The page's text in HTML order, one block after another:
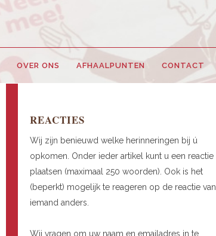
OVER ONS AFHAALPUNTEN CONTACT
REACTIES
Wij zijn benieuwd welke herinneringen bij ú
opkomen. Onder ieder artikel kunt u een reactie
plaatsen (maximaal 250 woorden). Ook is het
(beperkt) mogelijk te reageren op de reactie van
iemand anders.
Wij vragen om uw naam en emailadres in te